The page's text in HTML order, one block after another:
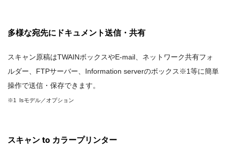
多様な宛先にドキュメント送信・共有
スキャン原稿はTWAINボックスやE-mail、ネットワーク共有フォ
ルダー、FTPサーバー、Information serverのボックス※1等に簡単
操作で送信・保存できます。
※1 Isモデル／オプション
スキャン to カラープリンター